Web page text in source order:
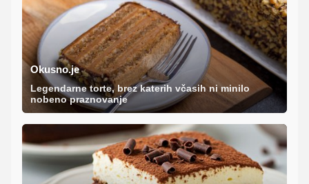
Okusno.je
Legendarne torte, brez katerih včasih ni minilo
nobeno praznovanje